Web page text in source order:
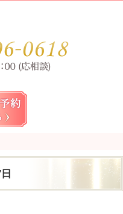
指すCharm Color (チャームカラー)